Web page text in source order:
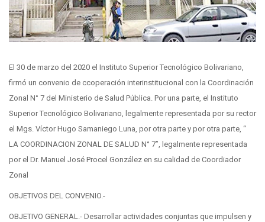
El 30 de marzo del 2020 el Instituto Superior Tecnológico Bolivariano,
firmó un convenio de ccoperación interinstitucional con la Coordinación
Zonal N° 7 del Ministerio de Salud Pública. Por una parte, el Instituto
Superior Tecnológico Bolivariano, legalmente representada por su rector
el Mgs. Víctor Hugo Samaniego Luna, por otra parte y por otra parte, “
LA COORDINACION ZONAL DE SALUD N° 7”, legalmente representada
por el Dr. Manuel José Procel González en su calidad de Coordiador
Zonal
OBJETIVOS DEL CONVENIO.-
OBJETIVO GENERAL.- Desarrollar actividades conjuntas que impulsen y